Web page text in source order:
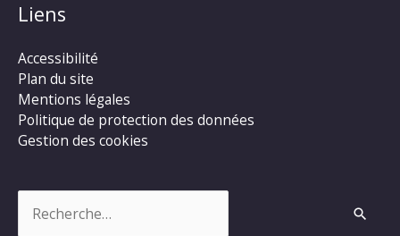
Liens
Accessibilité
Plan du site
Mentions légales
Politique de protection des données
Gestion des cookies